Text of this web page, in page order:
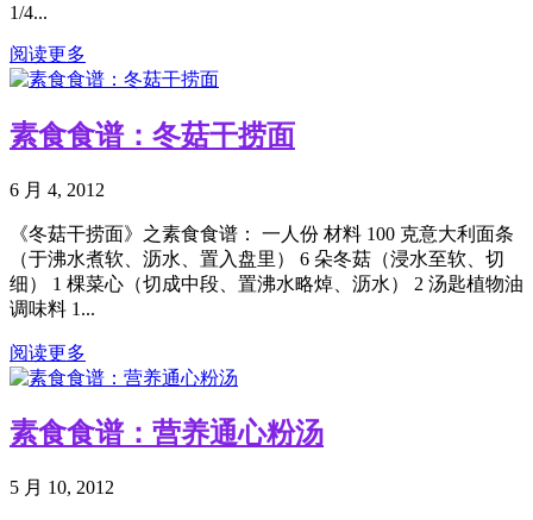
1/4...
阅读更多
素食食谱：冬菇干捞面
6 月 4, 2012
《冬菇干捞面》之素食食谱： 一人份 材料 100 克意大利面条
（于沸水煮软、沥水、置入盘里） 6 朵冬菇（浸水至软、切
细） 1 棵菜心（切成中段、置沸水略焯、沥水） 2 汤匙植物油
调味料 1...
阅读更多
素食食谱：营养通心粉汤
5 月 10, 2012